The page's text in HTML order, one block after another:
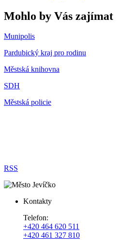
Mohlo by Vás zajímat
Munipolis
Pardubický kraj pro rodinu
Městská knihovna
SDH
Městská policie
RSS
Kontakty
Telefon:
+420 464 620 511
+420 461 327 810